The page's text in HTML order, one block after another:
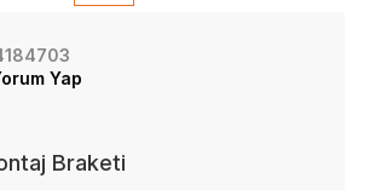
Yap
Braketi